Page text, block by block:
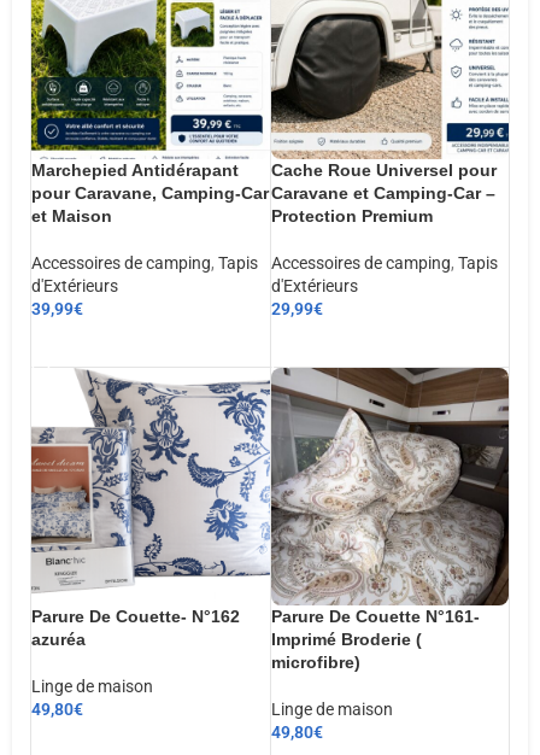
Marchepied Antidérapant
pour Caravane, Camping-Car
et Maison
Accessoires de camping, Tapis
d'Extérieurs
39,99€
Cache Roue Universel pour
Caravane et Camping-Car –
Protection Premium
Accessoires de camping, Tapis
d'Extérieurs
29,99€
Parure De Couette- N°162
azuréa
Linge de maison
49,80€
Parure De Couette N°161-
Imprimé Broderie (
microfibre)
Linge de maison
49,80€